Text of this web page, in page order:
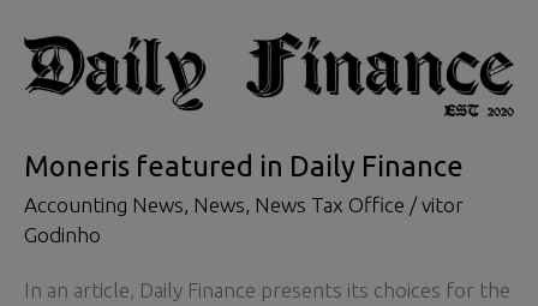
Moneris featured in Daily Finance
Accounting News, News, News Tax Office /vitor
Godinho
In an article, Daily Finance presents its choices for the